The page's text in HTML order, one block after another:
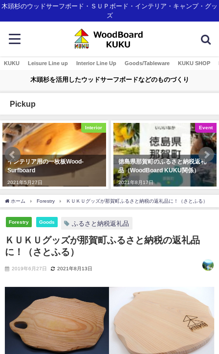
木頭杉のウッドサーフボード・ＳＵＰボード・インテリア・キャンプ・グッ
ズ
KUKU Leisure Line up Interior Line Up Goods/Tableware KUKU SHOP
木頭杉を活用したウッドサーフボードなどのものづくり
Pickup
Event
徳島県那賀町のふるさと納税返礼
品（WoodBoard KUKU関係）
2021年8月17日
那賀町産材・ウッドボードＫ
Ｕがみなとモデル二酸化炭素
認証制度に登録されました！
ホーム Forestry ＫＵＫＵグッズが那賀町ふるさと納税の返礼品に！（さとふる）
Forestry Goods ふるさと納税返礼品
ＫＵＫＵグッズが那賀町ふるさと納税の返礼品
に！（さとふる）
2019年6月27日 2021年8月13日